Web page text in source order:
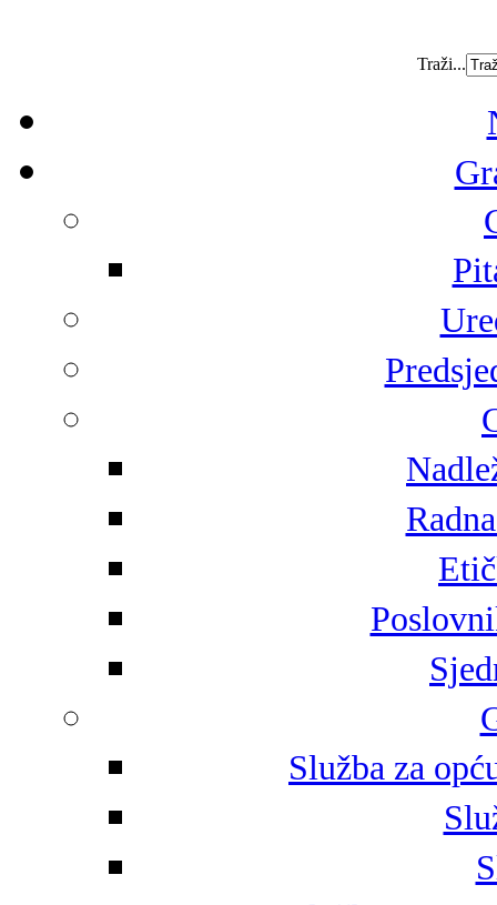
Traži...
Služba za